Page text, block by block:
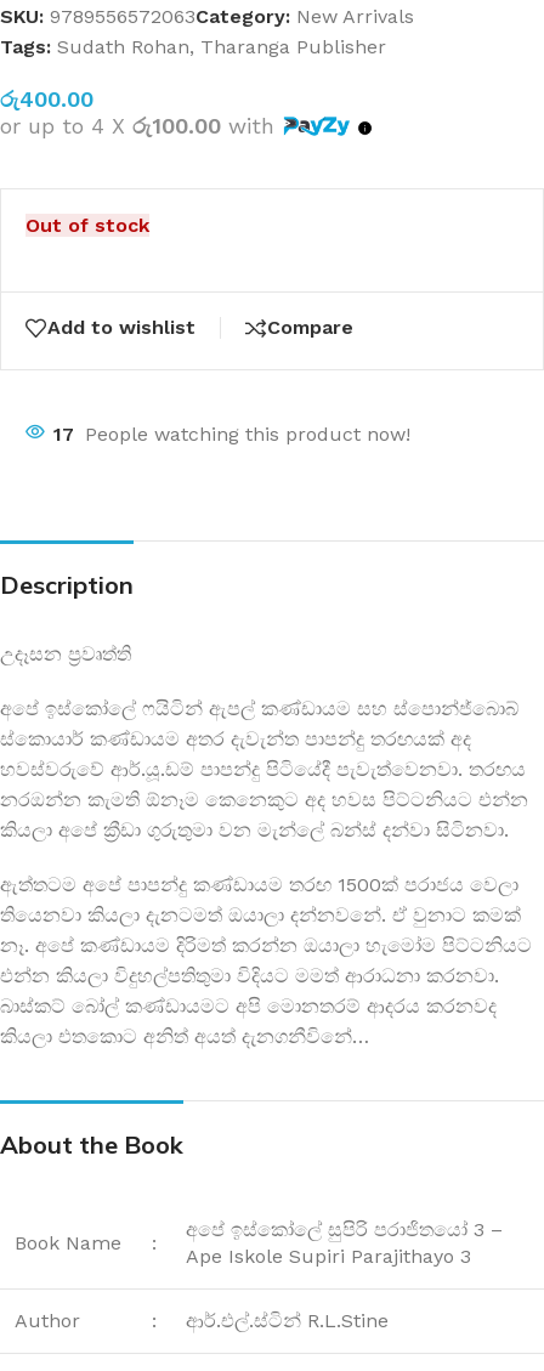
SKU: 9789556572063Category: New Arrivals
Tags: Sudath Rohan, Tharanga Publisher
රු400.00
or up to 4 X රු100.00 with
Out of stock
Add to wishlist Compare
17 People watching this product now!
Description
උදෑසන ප්‍රවෘත්ති
අපේ ඉස්කෝලේ ෆයිටින් ඇපල් කණ්ඩායම සහ ස්පොන්ජ්බොබ්
ස්කොයාර් කණ්ඩායම අතර දැවැන්ත පාපන්දු තරඟයක් අද
හවස්වරුවේ ආර්.යූ.ඩම් පාපන්දු පිටියේදී පැවැත්වෙනවා. තරඟය
නරඔන්න කැමති ඕනෑම කෙනෙකුට අද හවස පිට්ටනියට එන්න
කියලා අපේ ක්‍රීඩා ගුරුතුමා වන මැන්ලේ බන්ස් දන්වා සිටිනවා.
ඇත්තටම අපේ පාපන්දු කණ්ඩායම තරඟ 1500ක් පරාජය වෙලා
තියෙනවා කියලා දැනටමත් ඔයාලා දන්නවනේ. ඒ වුනාට කමක්
නෑ. අපේ කණ්ඩායම දිරිමත් කරන්න ඔයාලා හැමෝම පිට්ටනියට
එන්න කියලා විදුහල්පතිතුමා විදියට මමත් ආරාධනා කරනවා.
බාස්කට් බෝල් කණ්ඩායමට අපි මොනතරම් ආදරය කරනවද
කියලා එතකොට අනිත් අයත් දැනගනීවිනේ…
About the Book
Book Name :
අපේ ඉස්කෝලේ සුපිරි පරාජිතයෝ 3 –
Ape Iskole Supiri Parajithayo 3
Author : ආර්.එල්.ස්ටින් R.L.Stine